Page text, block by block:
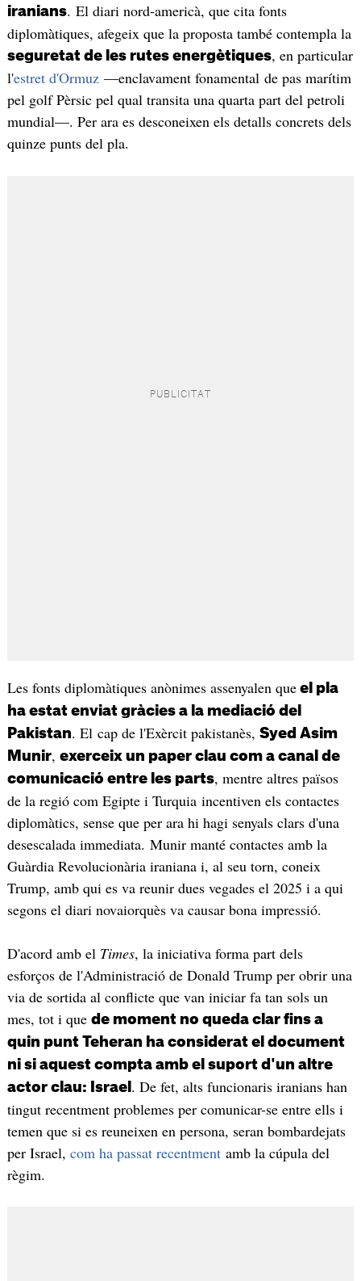
iranians. El diari nord-americà, que cita fonts
diplomàtiques, afegeix que la proposta també contempla la
seguretat de les rutes energètiques, en particular
l'estret d'Ormuz—enclavament fonamental de pas marítim
pel golf Pèrsic pel qual transita una quarta part del petroli
mundial—. Per ara es desconeixen els detalls concrets dels
quinze punts del pla.
Les fonts diplomàtiques anònimes assenyalen queel pla
ha estat enviat gràcies a la mediació del
Pakistan. El cap de l'Exèrcit pakistanès, Syed Asim
Munir, exerceix un paper clau com a canal de
comunicació entre les parts, mentre altres països
de la regió com Egipte i Turquia incentiven els contactes
diplomàtics, sense que per ara hi hagi senyals clars d'una
desescalada immediata. Munir manté contactes amb la
Guàrdia Revolucionària iraniana i, al seu torn, coneix
Trump, amb qui es va reunir dues vegades el 2025 i a qui
segons el diari novaiorquès va causar bona impressió.
D'acord amb el Times, la iniciativa forma part dels
esforços de l'Administració de Donald Trump per obrir una
via de sortida al conflicte que van iniciar fa tan sols un
mes, tot i que de moment no queda clar fins a
quin punt Teheran ha considerat el document
ni si aquest compta amb el suport d'un altre
actor clau: Israel . De fet, alts funcionaris iranians han
tingut recentment problemes per comunicar-se entre ells i
temen que si es reuneixen en persona, seran bombardejats
per Israel, com ha passat recentmentamb la cúpula del
règim.